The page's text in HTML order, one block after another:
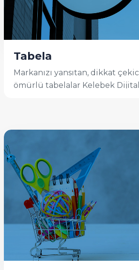
Tabela
Markanızı yansıtan, dikkat
ömürlü tabelalar Kelebek Dijital